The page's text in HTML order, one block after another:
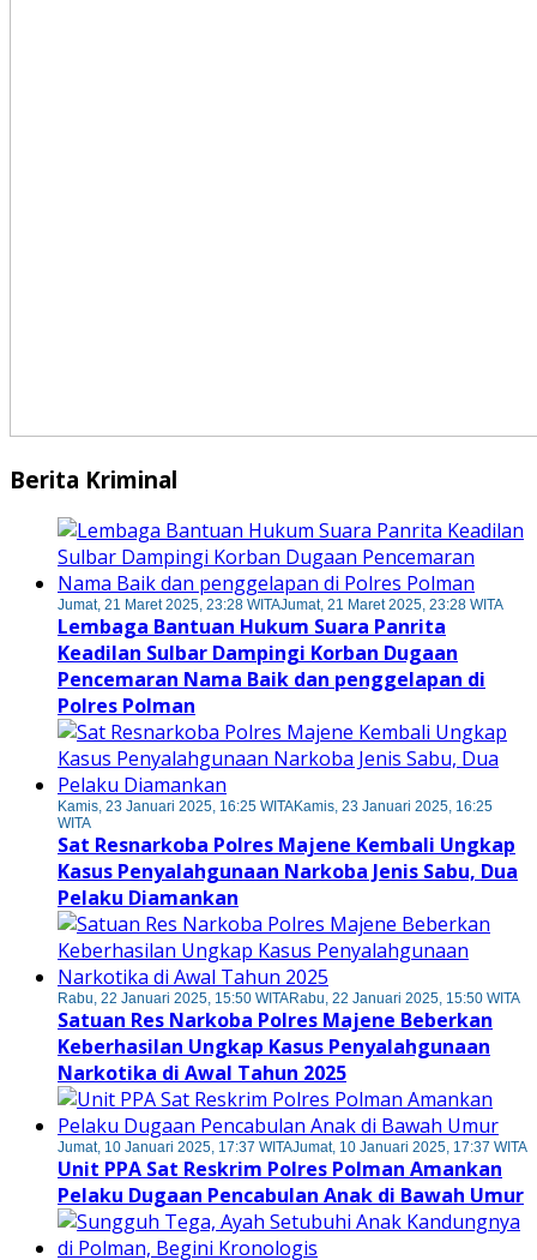
Berita Kriminal
Jumat, 21 Maret 2025, 23:28 WITAJumat, 21 Maret 2025, 23:28 WITA
Lembaga Bantuan Hukum Suara Panrita
Keadilan Sulbar Dampingi Korban Dugaan
Pencemaran Nama Baik dan penggelapan di
Polres Polman
Kamis, 23 Januari 2025, 16:25 WITAKamis, 23 Januari 2025, 16:25
WITA
Sat Resnarkoba Polres Majene Kembali Ungkap
Kasus Penyalahgunaan Narkoba Jenis Sabu, Dua
Pelaku Diamankan
Rabu, 22 Januari 2025, 15:50 WITARabu, 22 Januari 2025, 15:50 WITA
Satuan Res Narkoba Polres Majene Beberkan
Keberhasilan Ungkap Kasus Penyalahgunaan
Narkotika di Awal Tahun 2025
Jumat, 10 Januari 2025, 17:37 WITAJumat, 10 Januari 2025, 17:37 WITA
Unit PPA Sat Reskrim Polres Polman Amankan
Pelaku Dugaan Pencabulan Anak di Bawah Umur